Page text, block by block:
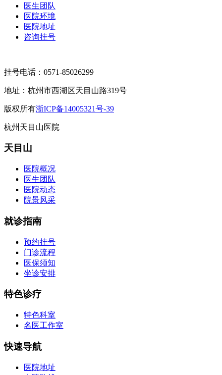
医生团队
医院环境
医院地址
咨询挂号
挂号电话： 0571-85026299
地址：杭州市西湖区天目山路319号
版权所有浙ICP备14005321号-39
杭州天目山医院
天目山
医院概况
医生团队
医院动态
院景风采
就诊指南
预约挂号
门诊流程
医保须知
坐诊安排
特色诊疗
特色科室
名医工作室
快速导航
医院地址